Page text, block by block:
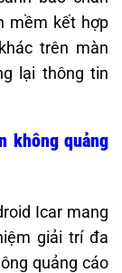
mềm kết hợp
trên màn
lại thông tin
không quảng
Icar mang
giải trí đa
quảng cáo